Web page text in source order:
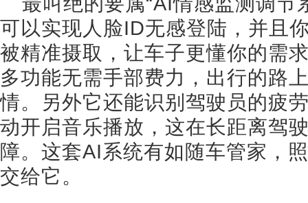
可以实现人脸ID无感登陆，并且
被精准摄取，让车子更懂你的需
多功能无需手部费力，出行的路
情。另外它还能识别驾驶员的疲
动开启音乐播放，这在长距离驾
障。这套AI系统有如随车管家，
交给它。